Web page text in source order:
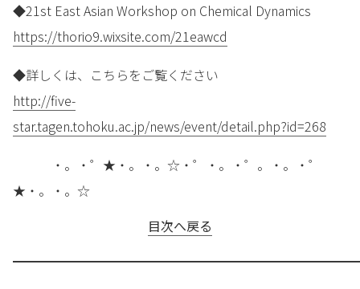
◆21st East Asian Workshop on Chemical Dynamics
https://thorio9.wixsite.com/21eawcd
◆詳しくは、こちらをご覧ください
http://five-
star.tagen.tohoku.ac.jp/news/event/detail.php?id=268
・。・゜★・。・。☆・゜・。・゜。・。・゜
★・。・。☆
目次へ戻る